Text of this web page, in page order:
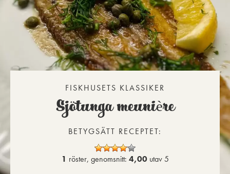
FISKHUSETS KLASSIKER
Sjötunga meunière
BETYGSÄTT RECEPTET:
1 röster, genomsnitt: 4,00utav 5